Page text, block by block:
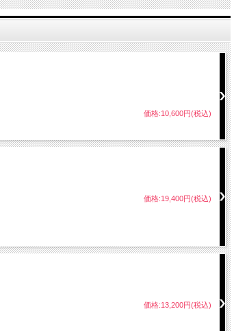
価格:10,600円(税込)
価格:19,400円(税込)
価格:13,200円(税込)